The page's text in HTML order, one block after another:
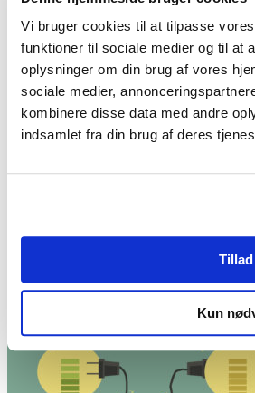
Vi bruger cookies til at tilpasse
funktioner til sociale medier og til at
oplysninger om din brug af vores
sociale medier,
kombinere disse data med andre
indsamlet fra din brug af deres
Kun
Forside Forfattere Indlæg af Sofie Dam
Sofie Dam
1 INDLÆG